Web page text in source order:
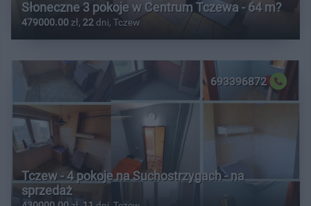
Słoneczne 3 pokoje w Centrum Tczewa - 64 m?
479000.00 zł, 22 dni, Tczew
693396872
Tczew - 4 pokoje na Suchostrzygach - na
sprzedaż